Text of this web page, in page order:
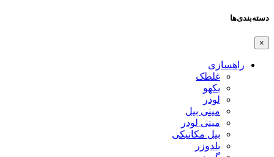
دسته‌بندی‌ها
×
راهسازی
غلطک
بکهو
لودر
مینی بیل
مینی لودر
بیل مکانیکی
بلدوزر